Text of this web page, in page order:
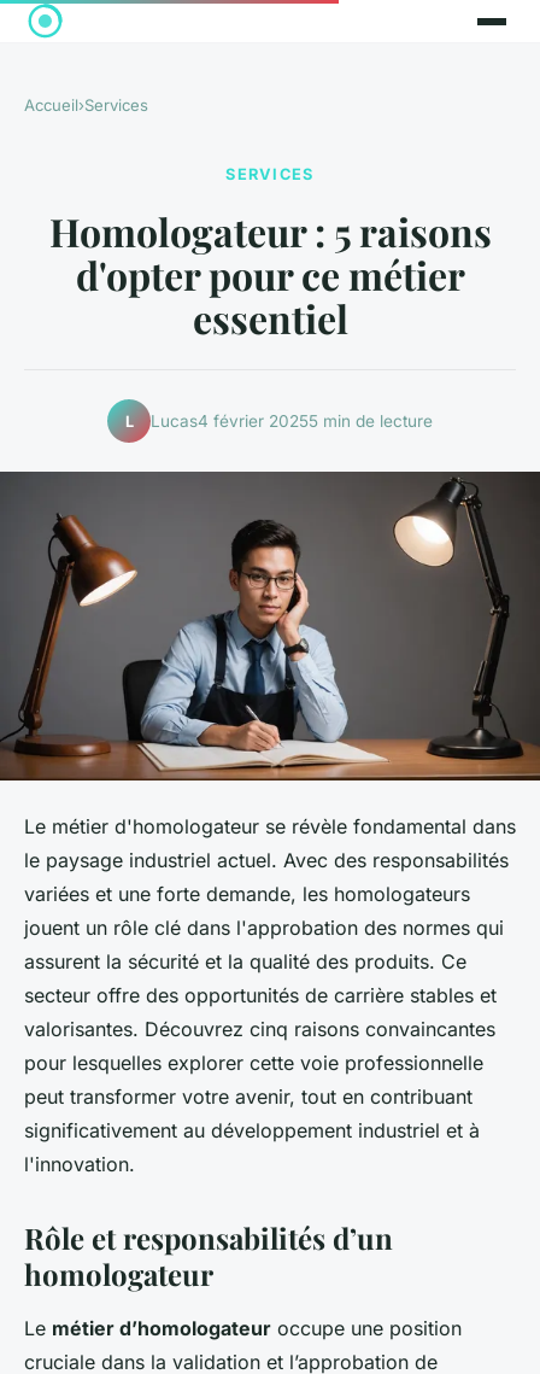
Accueil›Services
SERVICES
Homologateur : 5 raisons
d'opter pour ce métier
essentiel
L Lucas4 février 20255 min de lecture
Le métier d'homologateur se révèle fondamental dans
le paysage industriel actuel. Avec des responsabilités
variées et une forte demande, les homologateurs
jouent un rôle clé dans l'approbation des normes qui
assurent la sécurité et la qualité des produits. Ce
secteur offre des opportunités de carrière stables et
valorisantes. Découvrez cinq raisons convaincantes
pour lesquelles explorer cette voie professionnelle
peut transformer votre avenir, tout en contribuant
significativement au développement industriel et à
l'innovation.
Rôle et responsabilités d’un
homologateur
Le métier d’homologateur occupe une position
cruciale dans la validation et l’approbation de